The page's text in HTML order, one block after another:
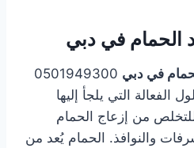
الحمام في دبي
في دبي
الفعالة التي يلجأ إليها
من إزعاج الحمام
والنوافذ. الحمام يُعد من